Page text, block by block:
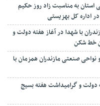
استان به مناسبت زاد روز حکیم
اداره کل بهزیستی
با شهدا در آغاز هفته دولت و
خط شکن
شهرک‌ها و نواحی صنعتی مازندران همزمان با
دولت و گرامیداشت هفته بسیج